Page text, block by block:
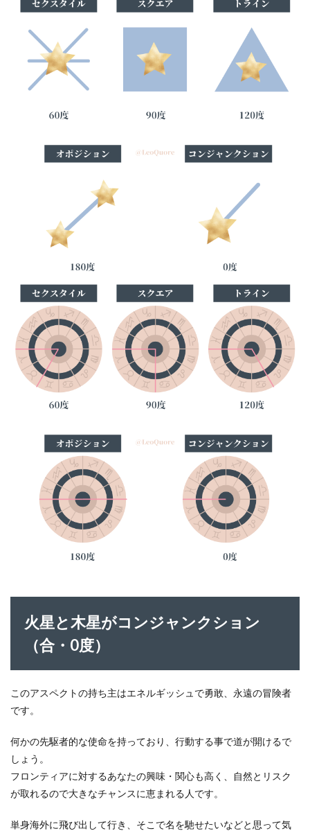
火星と木星がコンジャンクション
（合・0度）
このアスペクトの持ち主はエネルギッシュで勇敢、永遠の冒険者
です。
何かの先駆者的な使命を持っており、行動する事で道が開けるで
しょう。
フロンティアに対するあなたの興味・関心も高く、自然とリスク
が取れるので大きなチャンスに恵まれる人です。
単身海外に飛び出して行き、そこで名を馳せたいなどと思って気